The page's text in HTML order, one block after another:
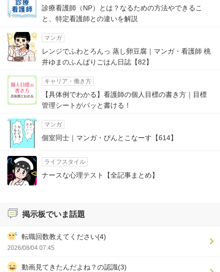
診療看護師（NP）とは？なるための方法やできるこ
と、特定看護師との違いを解説
マンガ
レンジでふわとろんっ 蒸し卵豆腐｜マンガ・看護師 桃
井ゆまのふんばりごはん日誌【82】
キャリア・働き方
【具体例でわかる】看護師の個人目標の書き方｜目標
管理シートがパッと書ける！
マンガ
個室同士｜マンガ・ぴんとこなーす【614】
ライフスタイル
ナースな心理テスト【全記事まとめ】
掲示板でいま話題
転職回数教えてください(4)
2026/08/04 07:45
動画見てきたんだよね？の認識(3)